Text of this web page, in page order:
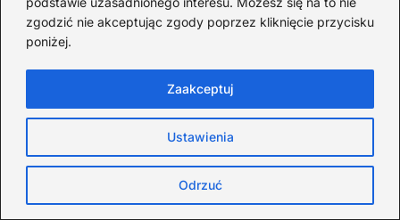
zgodzić nie akceptując zgody poprzez kliknięcie przycisku
poniżej.
Ustawienia
Odrzuć
Zaakceptuj
społeczne